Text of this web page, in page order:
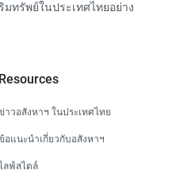
ทรัพย์ในประเทศไทยอย่าง
Resources
าวอสังหาฯ ในประเทศไทย
อแนะนำเกี่ยวกับอสังหาฯ
ลฟ์สไตล์